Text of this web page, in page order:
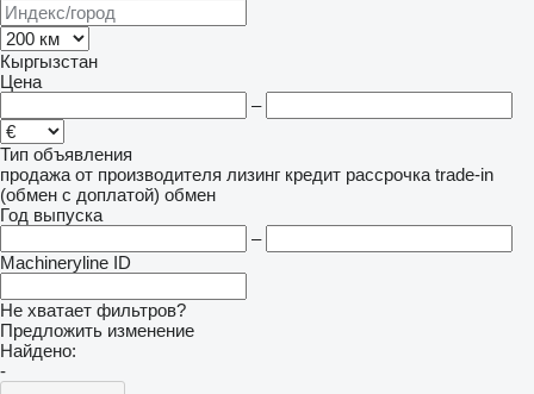
Кыргызстан
Цена
–
Тип объявления
продажа от производителя лизинг кредит рассрочка trade-in
(обмен с доплатой) обмен
Год выпуска
–
Machineryline ID
Не хватает фильтров?
Предложить изменение
Найдено:
-